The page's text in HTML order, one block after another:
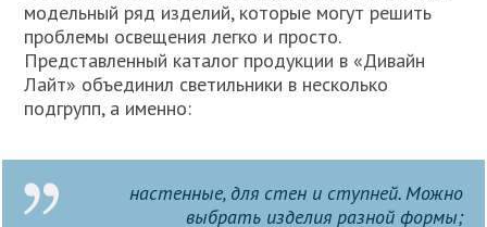
модельный ряд изделий, которые могут решить
проблемы освещения легко и просто.
Представленный каталог продукции в «Дивайн
Лайт» объединил светильники в несколько
подгрупп, а именно:
настенные, для стен и ступней. Можно
выбрать изделия разной формы;